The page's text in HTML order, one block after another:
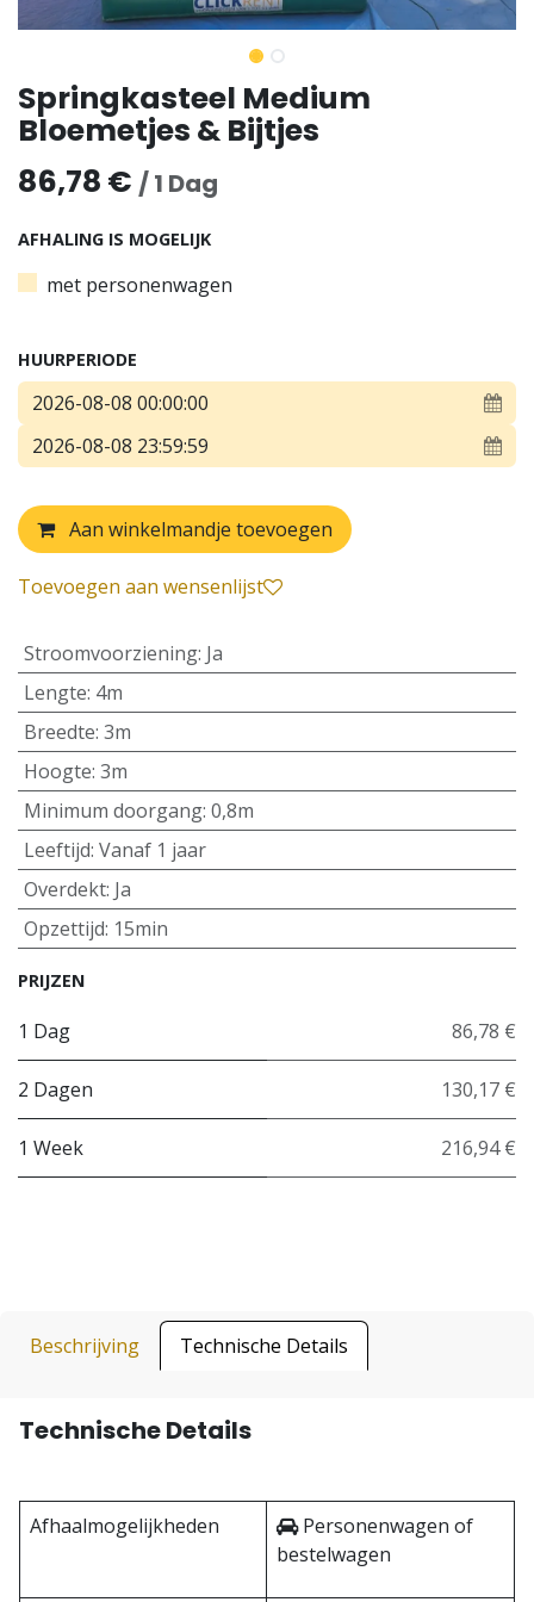
Springkasteel Medium
Bloemetjes & Bijtjes
86,78 € /1 Dag
AFHALING IS MOGELIJK
met personenwagen
HUURPERIODE
Aan winkelmandje toevoegen
Toevoegen aan wensenlijst
Stroomvoorziening: Ja
Lengte: 4m
Breedte: 3m
Hoogte: 3m
Minimum doorgang: 0,8m
Leeftijd: Vanaf 1 jaar
Overdekt: Ja
Opzettijd: 15min
PRIJZEN
1 Dag 86,78 €
2 Dagen 130,17 €
1 Week 216,94 €
Beschrijving Technische Details
Technische Details
Afhaalmogelijkheden
Personenwagen of
bestelwagen